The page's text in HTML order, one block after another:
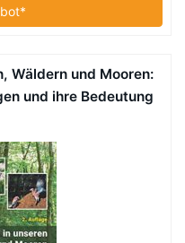
Wäldern und Mooren:
und ihre Bedeutung